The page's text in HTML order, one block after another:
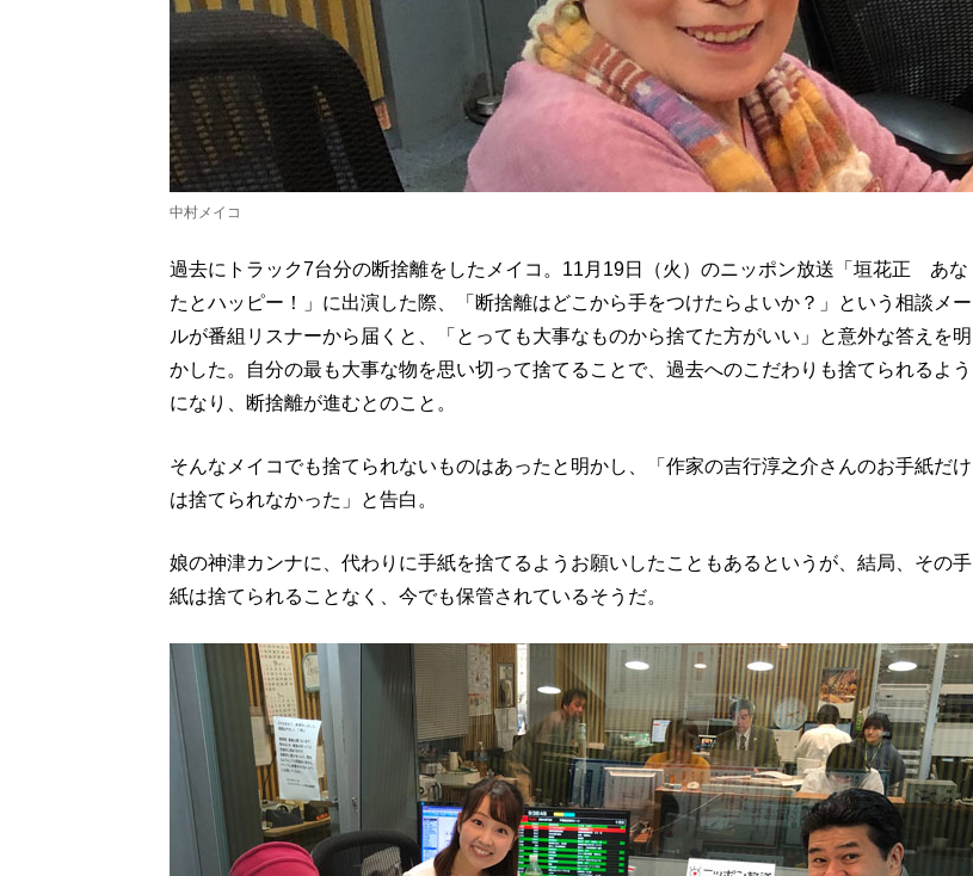
中村メイコ
過去にトラック7台分の断捨離をしたメイコ。11月19日（火）のニッポン放送「垣花正 あな
たとハッピー！」に出演した際、「断捨離はどこから手をつけたらよいか？」という相談メー
ルが番組リスナーから届くと、「とっても大事なものから捨てた方がいい」と意外な答えを明
かした。自分の最も大事な物を思い切って捨てることで、過去へのこだわりも捨てられるよう
になり、断捨離が進むとのこと。
そんなメイコでも捨てられないものはあったと明かし、「作家の吉行淳之介さんのお手紙だけ
は捨てられなかった」と告白。
娘の神津カンナに、代わりに手紙を捨てるようお願いしたこともあるというが、結局、その手
紙は捨てられることなく、今でも保管されているそうだ。